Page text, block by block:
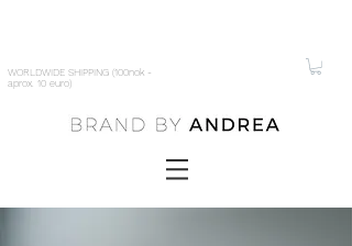
WORLDWIDE SHIPPING (100nok -
aprox. 10 euro)